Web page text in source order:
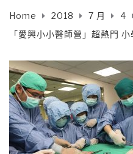
Home 2018 7 月
4
「愛興小小醫師營」超熱門